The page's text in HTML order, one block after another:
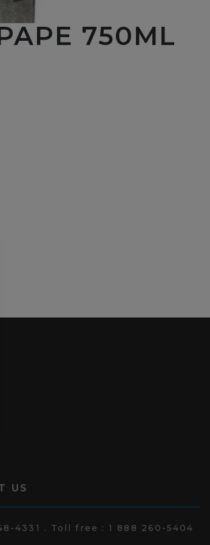
750ML
US
4331 . Toll free :1 888 260-5404